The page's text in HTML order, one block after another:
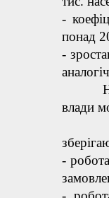
-
понад
-
На
влади
При
-